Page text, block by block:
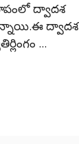
ద్వాదశ
ద్వాదశ
...